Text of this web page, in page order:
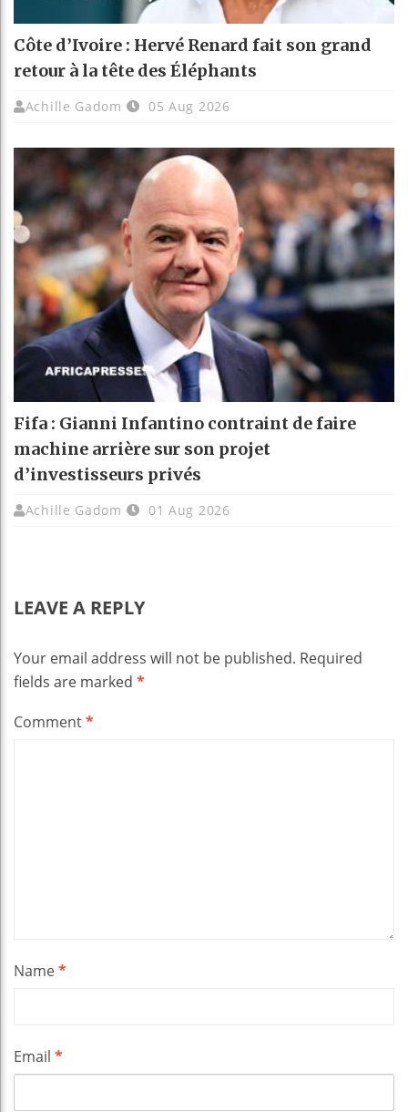
Côte d’Ivoire : Hervé Renard fait son grand
retour à la tête des Éléphants
Achille Gadom 05 Aug 2026
Fifa : Gianni Infantino contraint de faire
machine arrière sur son projet
d’investisseurs privés
Achille Gadom 01 Aug 2026
LEAVE A REPLY
Your email address will not be published. Required
fields are marked *
Comment*
Name*
Email *